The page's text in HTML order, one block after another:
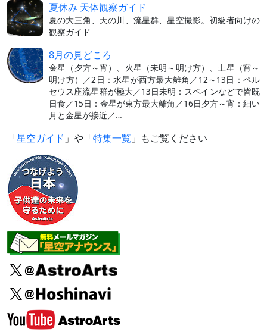
夏休み 天体観察ガイド
夏の大三角、天の川、流星群、星空撮影。初級者向けの
観察ガイド
8月の見どころ
金星（夕方～宵）、火星（未明～明け方）、土星（宵～
明け方）／2日：水星が西方最大離角／12～13日：ペル
セウス座流星群が極大／13日未明：スペインなどで皆既
日食／15日：金星が東方最大離角／16日夕方～宵：細い
月と金星が接近／…
「星空ガイド 」や「特集一覧 」もご覧ください